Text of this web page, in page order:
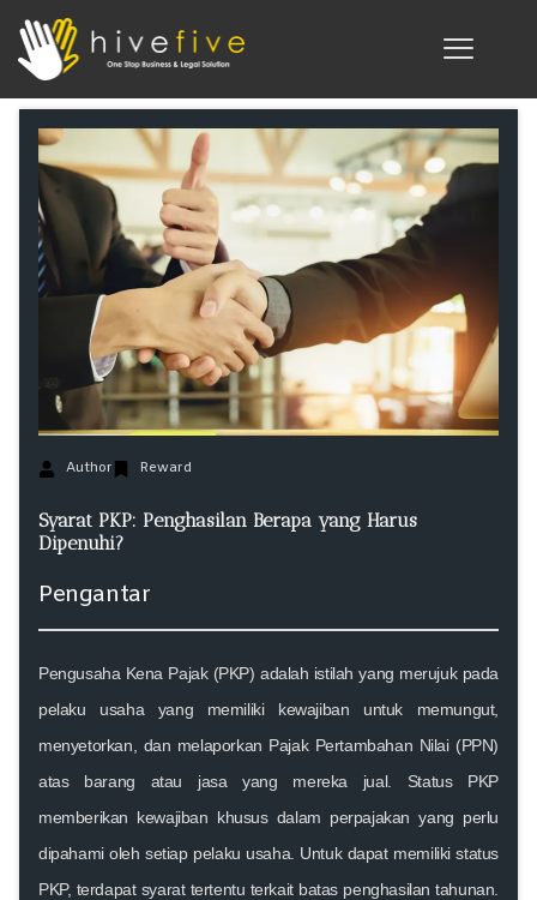
Author Reward
Syarat PKP: Penghasilan Berapa yang Harus
Dipenuhi?
Pengantar
Pengusaha Kena Pajak (PKP) adalah istilah yang merujuk pada
pelaku usaha yang memiliki kewajiban untuk memungut,
menyetorkan, dan melaporkan Pajak Pertambahan Nilai (PPN)
atas barang atau jasa yang mereka jual. Status PKP
memberikan kewajiban khusus dalam perpajakan yang perlu
dipahami oleh setiap pelaku usaha. Untuk dapat memiliki status
PKP, terdapat syarat tertentu terkait batas penghasilan tahunan.